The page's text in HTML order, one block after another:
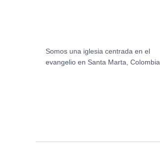
Somos una iglesia centrada en el
evangelio en Santa Marta, Colombia.